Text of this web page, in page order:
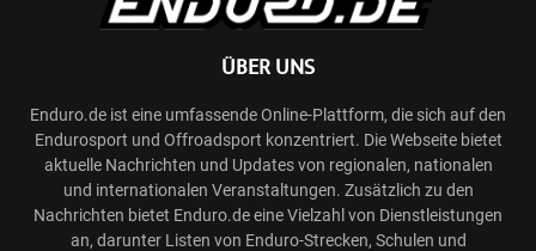
ÜBER UNS
Enduro.de ist eine umfassende Online-Plattform, die sich auf den
Endurosport und Offroadsport konzentriert. Die Webseite bietet
aktuelle Nachrichten und Updates von regionalen, nationalen
und internationalen Veranstaltungen. Zusätzlich zu den
Nachrichten bietet Enduro.de eine Vielzahl von Dienstleistungen
an, darunter Listen von Enduro-Strecken, Schulen und